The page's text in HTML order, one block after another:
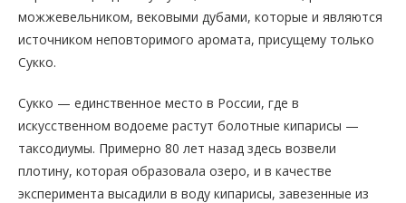
можжевельником, вековыми дубами, которые и являются
источником неповторимого аромата, присущему только
Сукко.
Сукко — единственное место в России, где в
искусственном водоеме растут болотные кипарисы —
таксодиумы. Примерно 80 лет назад здесь возвели
плотину, которая образовала озеро, и в качестве
эксперимента высадили в воду кипарисы, завезенные из